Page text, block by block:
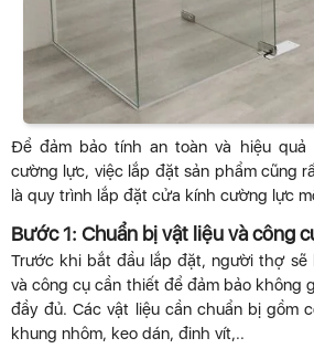
Để đảm bảo tính an toàn và hiệu
cường lực, việc lắp đặt sản phẩm cũng
là quy trình lắp đặt cửa kính cường lực
Bước 1: Chuẩn bị vật liệu và công
Trước khi bắt đầu lắp đặt, người thợ sẽ
và công cụ cần thiết để đảm bảo không
đầy đủ. Các vật liệu cần chuẩn bị gồm
khung nhôm, keo dán, đinh vít,..